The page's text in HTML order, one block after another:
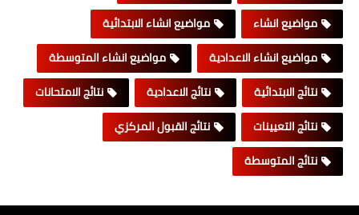
مواضيع انشاء
مواضيع انشاء الابتدائية
مواضيع انشاء الاعدادية
مواضيع انشاء المتوسطة
نتائج الابتدائية
نتائج الاعدادية
نتائج الامتحانات
نتائج التعيينات
نتائج القبول المركزي
نتائج المتوسطة